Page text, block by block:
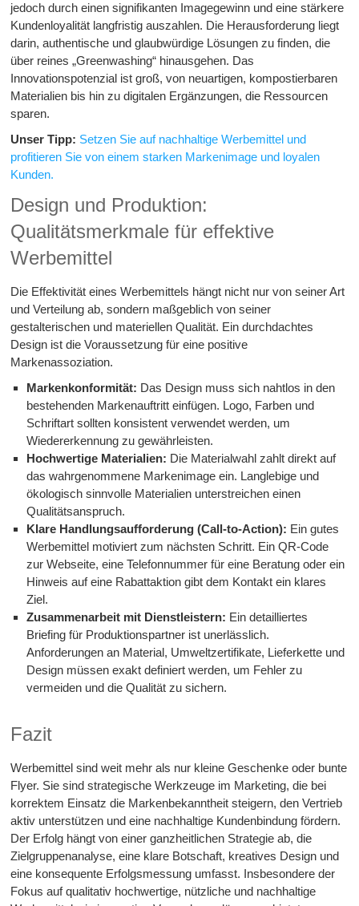
jedoch durch einen signifikanten Imagegewinn und eine stärkere
Kundenloyalität langfristig auszahlen. Die Herausforderung liegt
darin, authentische und glaubwürdige Lösungen zu finden, die
über reines „Greenwashing“ hinausgehen. Das
Innovationspotenzial ist groß, von neuartigen, kompostierbaren
Materialien bis hin zu digitalen Ergänzungen, die Ressourcen
sparen.
Unser Tipp: Setzen Sie auf nachhaltige Werbemittel und
profitieren Sie von einem starken Markenimage und loyalen
Kunden.
Design und Produktion:
Qualitätsmerkmale für effektive
Werbemittel
Die Effektivität eines Werbemittels hängt nicht nur von seiner Art
und Verteilung ab, sondern maßgeblich von seiner
gestalterischen und materiellen Qualität. Ein durchdachtes
Design ist die Voraussetzung für eine positive
Markenassoziation.
Markenkonformität: Das Design muss sich nahtlos in den
bestehenden Markenauftritt einfügen. Logo, Farben und
Schriftart sollten konsistent verwendet werden, um
Wiedererkennung zu gewährleisten.
Hochwertige Materialien: Die Materialwahl zahlt direkt auf
das wahrgenommene Markenimage ein. Langlebige und
ökologisch sinnvolle Materialien unterstreichen einen
Qualitätsanspruch.
Klare Handlungsaufforderung (Call-to-Action): Ein gutes
Werbemittel motiviert zum nächsten Schritt. Ein QR-Code
zur Webseite, eine Telefonnummer für eine Beratung oder ein
Hinweis auf eine Rabattaktion gibt dem Kontakt ein klares
Ziel.
Zusammenarbeit mit Dienstleistern: Ein detailliertes
Briefing für Produktionspartner ist unerlässlich.
Anforderungen an Material, Umweltzertifikate, Lieferkette und
Design müssen exakt definiert werden, um Fehler zu
vermeiden und die Qualität zu sichern.
Fazit
Werbemittel sind weit mehr als nur kleine Geschenke oder bunte
Flyer. Sie sind strategische Werkzeuge im Marketing, die bei
korrektem Einsatz die Markenbekanntheit steigern, den Vertrieb
aktiv unterstützen und eine nachhaltige Kundenbindung fördern.
Der Erfolg hängt von einer ganzheitlichen Strategie ab, die
Zielgruppenanalyse, eine klare Botschaft, kreatives Design und
eine konsequente Erfolgsmessung umfasst. Insbesondere der
Fokus auf qualitativ hochwertige, nützliche und nachhaltige